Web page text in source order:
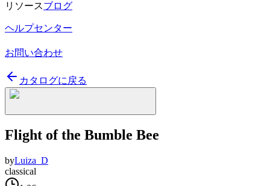
リソースブログ
ヘルプセンター
お問い合わせ
カタログに戻る
Flight of the Bumble Bee
byLuiza_D
classical